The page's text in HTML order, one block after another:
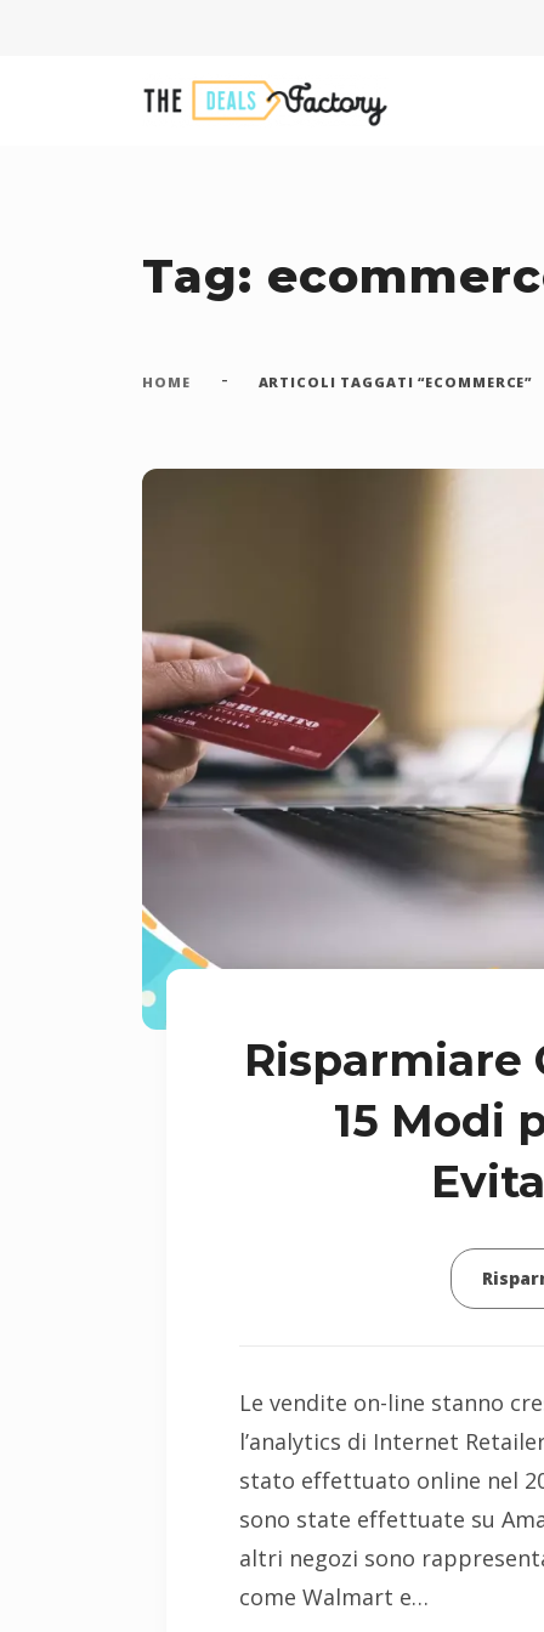
Tag:
HOME - ARTICOLI TAGGATI “ECOMMERCE”
Risparmiare
15 Modi
Le vendite on-line stanno
l’analytics di Internet
stato effettuato online nel
sono state effettuate su
altri negozi sono
come Walmart e…